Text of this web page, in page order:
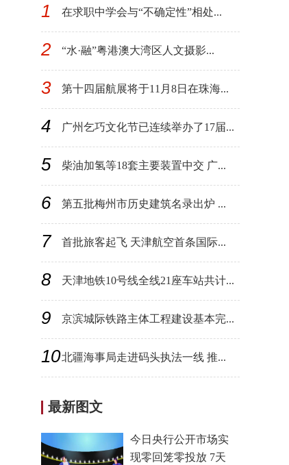
1 在求职中学会与“不确定性”相处...
2 “水·融”粤港澳大湾区人文摄影...
3 第十四届航展将于11月8日在珠海...
4 广州乞巧文化节已连续举办了17届...
5 柴油加氢等18套主要装置中交 广...
6 第五批梅州市历史建筑名录出炉 ...
7 首批旅客起飞 天津航空首条国际...
8 天津地铁10号线全线21座车站共计...
9 京滨城际铁路主体工程建设基本完...
10北疆海事局走进码头执法一线 推...
最新图文
今日央行公开市场实
现零回笼零投放 7天